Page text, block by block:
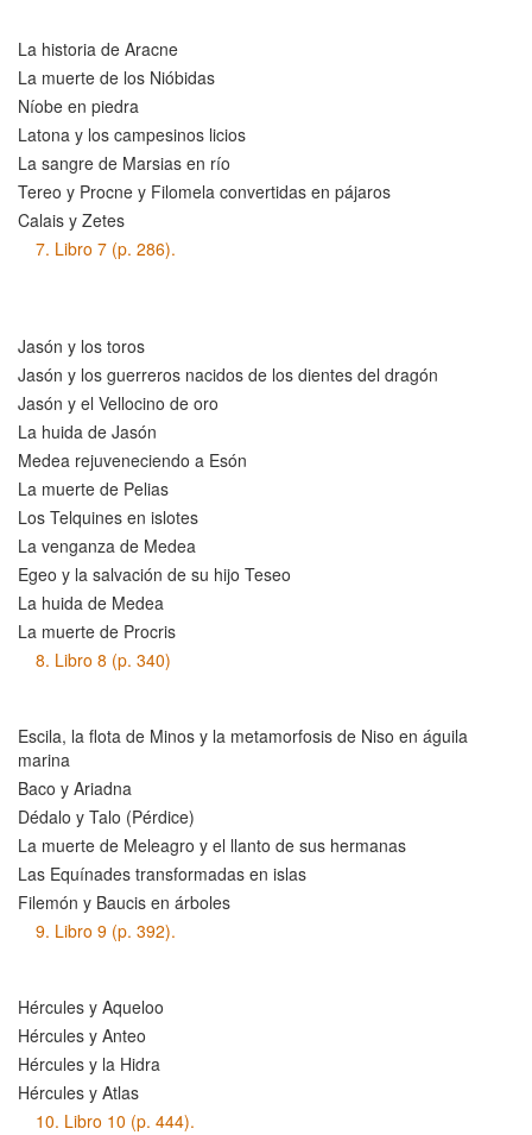
La historia de Aracne
La muerte de los Nióbidas
Níobe en piedra
Latona y los campesinos licios
La sangre de Marsias en río
Tereo y Procne y Filomela convertidas en pájaros
Calais y Zetes
7. Libro 7 (p. 286).
Jasón y los toros
Jasón y los guerreros nacidos de los dientes del dragón
Jasón y el Vellocino de oro
La huida de Jasón
Medea rejuveneciendo a Esón
La muerte de Pelias
Los Telquines en islotes
La venganza de Medea
Egeo y la salvación de su hijo Teseo
La huida de Medea
La muerte de Procris
8. Libro 8 (p. 340)
Escila, la flota de Minos y la metamorfosis de Niso en águila
marina
Baco y Ariadna
Dédalo y Talo (Pérdice)
La muerte de Meleagro y el llanto de sus hermanas
Las Equínades transformadas en islas
Filemón y Baucis en árboles
9. Libro 9 (p. 392).
Hércules y Aqueloo
Hércules y Anteo
Hércules y la Hidra
Hércules y Atlas
10. Libro 10 (p. 444).